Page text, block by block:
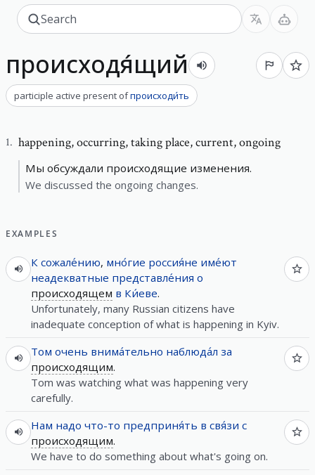
происходя́щий
participle active present ofпроисходи́ть
1. happening,occurring, taking place, current, ongoing
Мы обсуждали происходящие изменения.
We discussed the ongoing changes.
EXAMPLES
К сожале́нию, мно́гие россия́не име́ют
неадекватные представле́ния о
происходящем в Ки́еве.
Unfortunately, many Russian citizens have
inadequate conception of what is happening in Kyiv.
Том очень внима́тельно наблюда́л за
происходящим.
Tom was watching what was happening very
carefully.
Нам надо что-то предприня́ть в свя́зи с
происходящим.
We have to do something about what's going on.